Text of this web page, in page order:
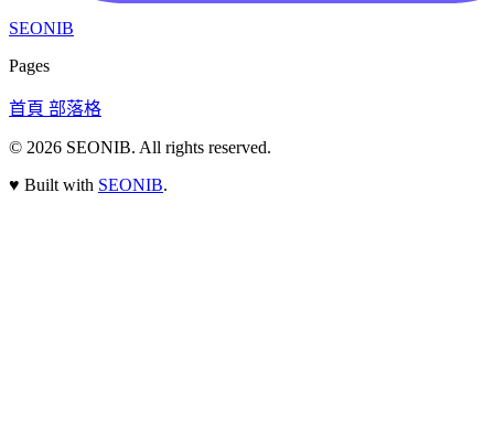
SEONIB
Pages
首頁 部落格
© 2026 SEONIB. All rights reserved.
♥ Built with SEONIB.